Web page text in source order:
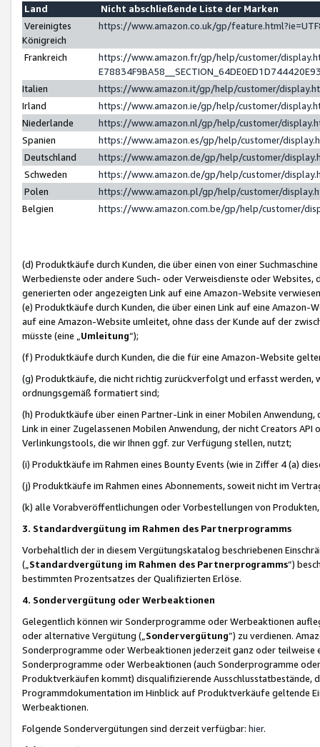
Land
Nicht abschließende Liste der Marken
Vereinigtes
Königreich
https://www.amazon.co.uk/gp/
Frankreich
https://www.amazon.fr/gp/help/customer/
Italien
https://www.amazon.it/gp/help/customer/
Irland
https://www.amazon.ie/gp/help/customer/
Niederlande
https://www.amazon.nl/gp/help/customer/
Spanien
https://www.amazon.es/gp/help/customer/
Deutschland
https://www.amazon.de/gp/help/customer/
Schweden
https://www.amazon.de/gp/help/customer/
Polen
https://www.amazon.pl/gp/help/customer/
Belgien
https://www.amazon.com.be/gp/help/customer/
(d) Produktkäufe durch Kunden, die über einen von einer
Werbedienste oder andere Such- oder Verweisdienste oder Websites,
generierten oder angezeigten Link auf eine Amazon-Website
(e) Produktkäufe durch Kunden, die über einen Link auf eine
auf eine Amazon-Website umleitet, ohne dass der Kunde auf der
müsste (eine „ Umleitung“);
(f) Produktkäufe durch Kunden, die die für eine Amazon-Website
(g) Produktkäufe, die nicht richtig zurückverfolgt und erfasst werden,
ordnungsgemäß formatiert sind;
(h) Produktkäufe über einen Partner-Link in einer Mobilen
Link in einer Zugelassenen Mobilen Anwendung, der nicht Creators
Verlinkungstools, die wir Ihnen ggf. zur Verfügung stellen, nutzt;
(i) Produktkäufe im Rahmen eines Bounty Events (wie in Ziffer 4 (a)
(j) Produktkäufe im Rahmen eines Abonnements, soweit nicht im
(k) alle Vorabveröffentlichungen oder Vorbestellungen von
3. Standardvergütung im Rahmen des Partnerprogramms
Vorbehaltlich der in diesem Vergütungskatalog beschriebenen
(„ Standardvergütung im Rahmen des Partnerprogramms“)
bestimmten Prozentsatzes der Qualifizierten Erlöse.
4. Sondervergütung oder Werbeaktionen
Gelegentlich können wir Sonderprogramme oder Werbeaktionen
oder alternative Vergütung („ Sondervergütung”) zu verdienen.
Sonderprogramme oder Werbeaktionen jederzeit ganz oder
Sonderprogramme oder Werbeaktionen (auch Sonderprogramme
Produktverkäufen kommt) disqualifizierende Ausschlusstatbestände,
Programmdokumentation im Hinblick auf Produktverkäufe geltende
Werbeaktionen.
Folgende Sondervergütungen sind derzeit verfügbar: hier.